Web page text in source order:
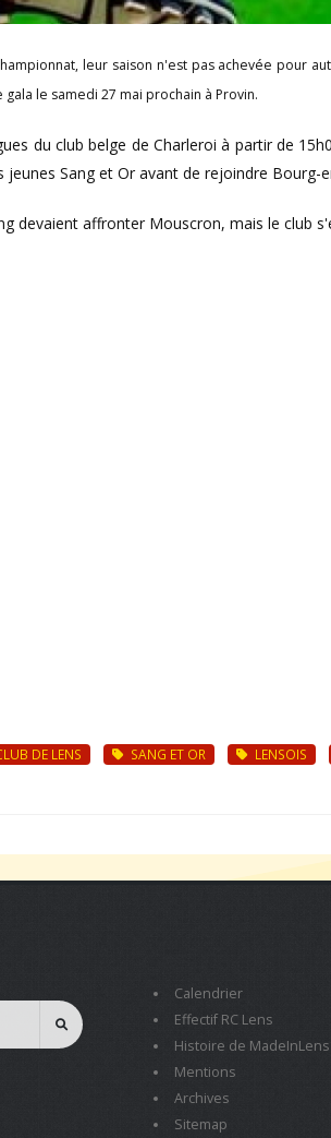
leur saison n'est pas achevée pour
le samedi 27 mai prochain à Provin.
du club belge de Charleroi à partir de
Sang et Or avant de rejoindre Bourg-
devaient affronter Mouscron, mais le club
DE LENS SANG ET OR LENSOIS
Calendrier
Effectif RC Lens
Histoire de MadeInLens
Mentions
Archives
Sitemap